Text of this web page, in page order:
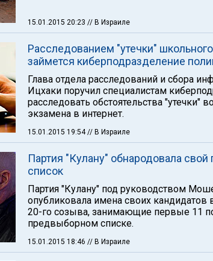
15.01.2015 20:23 // В Израиле
Расследованием "утечки"
займется киберподразделение
Глава отдела расследований и сбора
Ицхаки поручил специалистам
расследовать обстоятельства "утечки"
экзамена в интернет.
15.01.2015 19:54// В Израиле
Партия "Кулану" обнародовала
список
Партия "Кулану" под руководством
опубликовала имена своих кандидатов
20-го созыва, занимающие первые 11
предвыборном списке.
15.01.2015 18:46 // В Израиле